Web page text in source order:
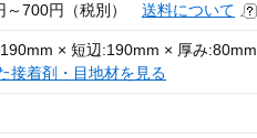
～700円（税別） 送料について
× 短辺:190mm × 厚み:80mm
接着剤・目地材を見る